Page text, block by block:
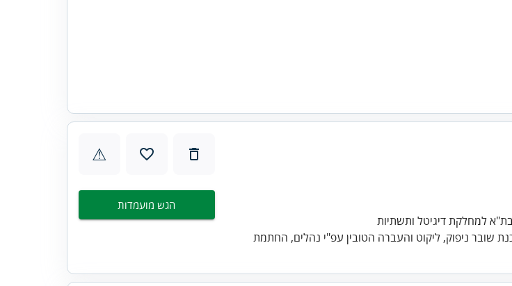
למחלקת דיגיטל ותשתיות
שובר ניפוק, ליקוט והעברה הטובין עפ"י נהלים, החתמת
⚠
הגש מועמדות